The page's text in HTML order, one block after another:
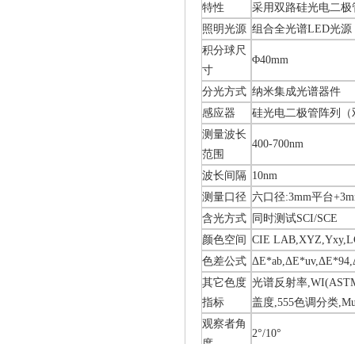
特性
采用双路硅光电二
照明光源 组合全光谱LED光源
积分球尺
寸
Φ40mm
分光方式 纳米集成光谱器件
感应器
硅光电二极管阵列（
测量波长
范围
400-700nm
波长间隔 10nm
测量口径 六口径:3mm平台
含光方式
同时测试SCI/SCE
颜色空间 CIE
色差公式
其它色度
指标
光谱反射率
盖度,555色调分类
观察者角
2°/10°